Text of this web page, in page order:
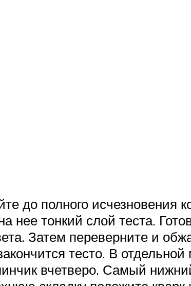
до полного исчезновения
нее тонкий слой теста.
Затем переверните и
тесто. В
вчетверо. Самый